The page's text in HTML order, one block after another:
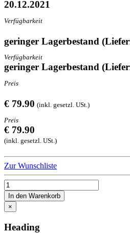
20.12.2021
Verfügbarkeit
geringer Lagerbestand
Verfügbarkeit
geringer Lagerbestand
Preis
€ 79.90 (inkl. gesetzl. USt.)
Preis
€ 79.90
(inkl. gesetzl. USt.)
Zur Wunschliste
In den Warenkorb
×
Heading